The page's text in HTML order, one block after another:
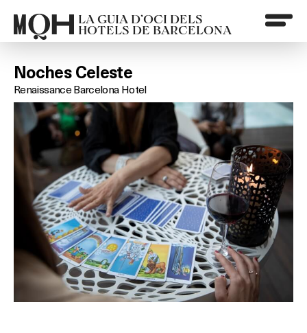
LA GUIA D’OCI DELS
HOTELS DE BARCELONA
Noches Celeste
Renaissance Barcelona Hotel